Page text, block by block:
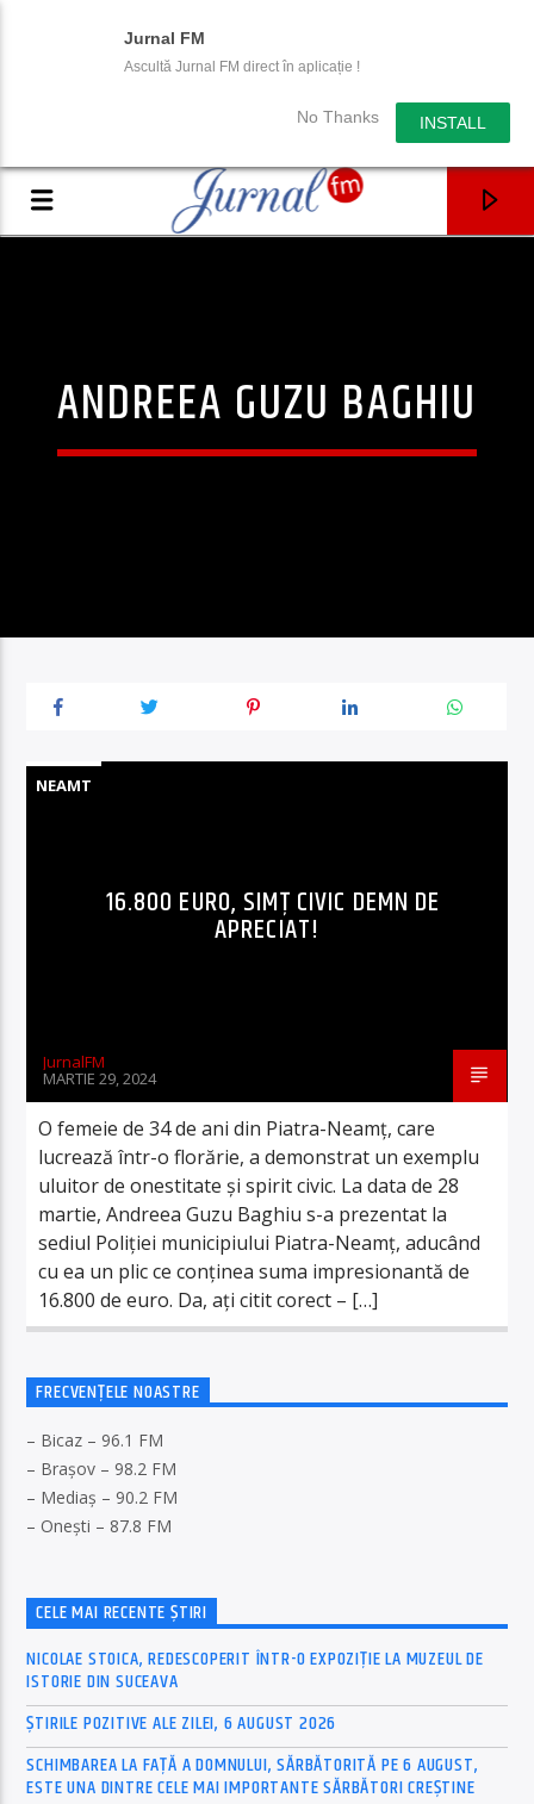
Jurnal FM
Ascultă Jurnal FM direct în aplicație !
No Thanks INSTALL
ANDREEA GUZU BAGHIU
NEAMT
16.800 EURO, SIMȚ CIVIC DEMN DE
APRECIAT!
JurnalFM
MARTIE 29, 2024
O femeie de 34 de ani din Piatra-Neamț, care
lucrează într-o florărie, a demonstrat un exemplu
uluitor de onestitate și spirit civic. La data de 28
martie, Andreea Guzu Baghiu s-a prezentat la
sediul Poliției municipiului Piatra-Neamț, aducând
cu ea un plic ce conținea suma impresionantă de
16.800 de euro. Da, ați citit corect – […]
FRECVENȚELE NOASTRE
– Bicaz – 96.1 FM
– Brașov – 98.2 FM
– Mediaș – 90.2 FM
– Onești – 87.8 FM
CELE MAI RECENTE ȘTIRI
NICOLAE STOICA, REDESCOPERIT ÎNTR-O EXPOZIȚIE LA MUZEUL DE
ISTORIE DIN SUCEAVA
ȘTIRILE POZITIVE ALE ZILEI, 6 AUGUST 2026
SCHIMBAREA LA FAȚĂ A DOMNULUI, SĂRBĂTORITĂ PE 6 AUGUST,
ESTE UNA DINTRE CELE MAI IMPORTANTE SĂRBĂTORI CREȘTINE